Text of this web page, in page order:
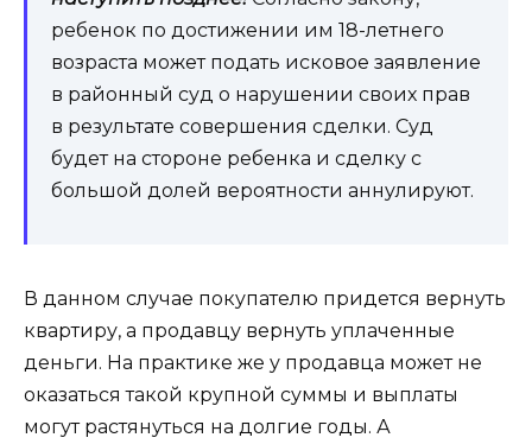
ребенок по достижении им 18-летнего
возраста может подать исковое заявление
в районный суд о нарушении своих прав
в результате совершения сделки. Суд
будет на стороне ребенка и сделку с
большой долей вероятности аннулируют.
В данном случае покупателю придется вернуть
квартиру, а продавцу вернуть уплаченные
деньги. На практике же у продавца может не
оказаться такой крупной суммы и выплаты
могут растянуться на долгие годы. А